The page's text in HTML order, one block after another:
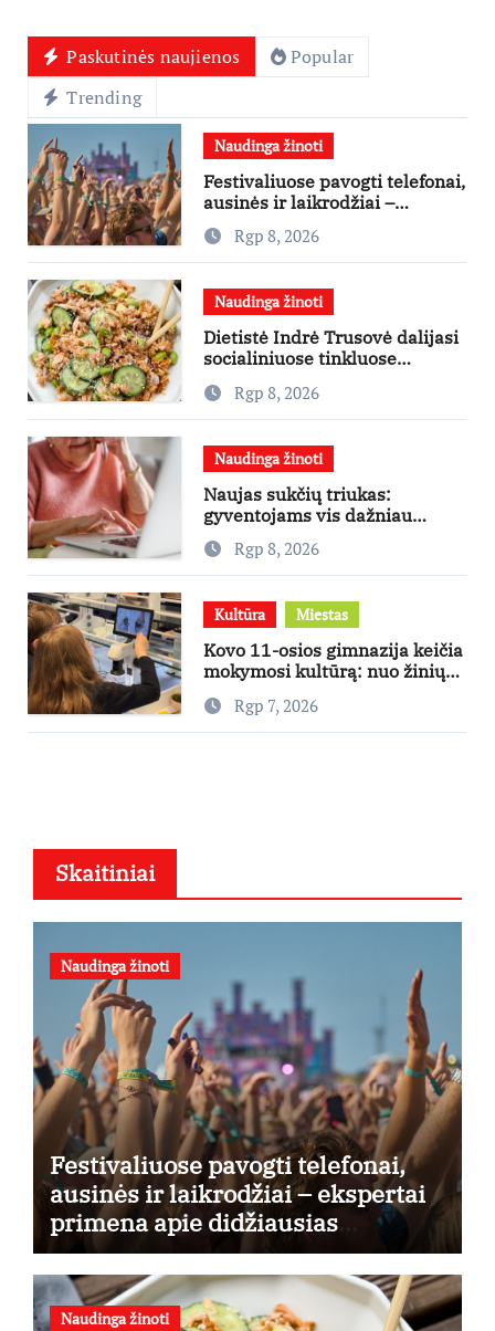
Paskutinės naujienos
Popular
Trending
Naudinga žinoti
Festivaliuose pavogti telefonai,
ausinės ir laikrodžiai –
ekspertai primena apie
didžiausias finansines rizikas
Rgp 8, 2026
Naudinga žinoti
Dietistė Indrė Trusovė dalijasi
socialiniuose tinkluose
išpopuliarėjusiu lašišos salotų
receptuRgp 8, 2026
Naudinga žinoti
Naujas sukčių triukas:
gyventojams vis dažniau
skambina per „Viber“
Rgp 8, 2026
Kultūra Miestas
Kovo 11-osios gimnazija keičia
mokymosi kultūrą: nuo žinių
kaupimo – prie jų supratimo ir
taikymo
Rgp 7, 2026
Skaitiniai
Naudinga žinoti
Festivaliuose pavogti telefonai,
ausinės ir laikrodžiai – ekspertai
primena apie didžiausias
finansines rizikas
Naudinga žinoti